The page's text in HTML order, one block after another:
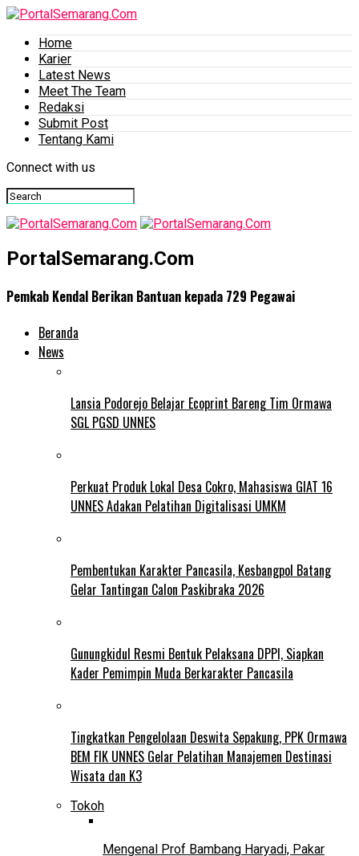
Home
Karier
Latest News
Meet The Team
Redaksi
Submit Post
Tentang Kami
Connect with us
PortalSemarang.Com
Pemkab Kendal Berikan Bantuan kepada 729 Pegawai
Beranda
News
Lansia Podorejo Belajar Ecoprint Bareng Tim Ormawa
SGL PGSD UNNES
Perkuat Produk Lokal Desa Cokro, Mahasiswa GIAT 16
UNNES Adakan Pelatihan Digitalisasi UMKM
Pembentukan Karakter Pancasila, Kesbangpol Batang
Gelar Tantingan Calon Paskibraka 2026
Gunungkidul Resmi Bentuk Pelaksana DPPI, Siapkan
Kader Pemimpin Muda Berkarakter Pancasila
Tingkatkan Pengelolaan Deswita Sepakung, PPK Ormawa
BEM FIK UNNES Gelar Pelatihan Manajemen Destinasi
Wisata dan K3
Tokoh
Mengenal Prof Bambang Haryadi, Pakar